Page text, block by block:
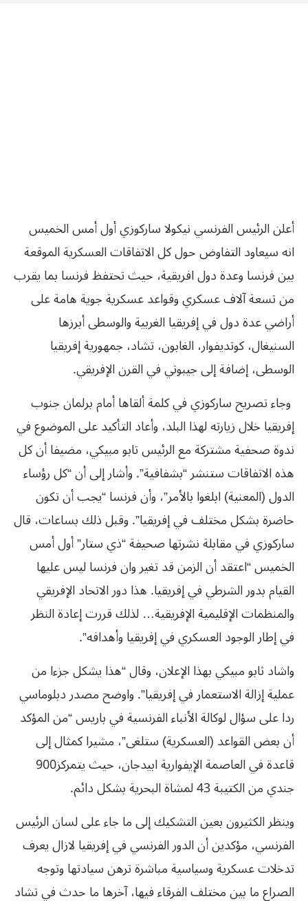
أعلن الرئيس الفرنسي نيكولا ساركوزي أول أمس الخميس
انه سيعاود التفاوض حول كل الاتفاقات العسكرية الموقعة
بين فرنسا وعدة دول افريقية، حيث تحتفظ فرنسا بما يقرب
من تسعة آلاف عسكري وقواعد عسكرية جوية هامة على
أراضي عدة دول في إفريقيا الغربية والوسطى أبرزها
السنيغال،‮ ‬كوتديفوار،‮ ‬الغابون،‮ ‬تشاد،‮ ‬جمهورية‮ ‬إفريقيا‮
‬الوسطى،‮ ‬إضافة‮ ‬إلى‮ ‬جيبوتي‮ ‬في‮ ‬القرن‮ ‬الإفريقي‮. ‬
وجاء تصريح ساركوزي في كلمة ألقاها أمام برلمان جنوب
إفريقيا خلال زيارته لهذا البلد، وأعاد التأكيد على الموضوع في
ندوة صحفية مشتركة مع الرئيس تابو مبيكي، مضيفا أن كل
هذه الاتفاقات ستنشر “بشفافية”. وأشار إلى أن “كل رؤساء
الدول (المعنية) ابلغوا بالأمر”، وأن فرنسا “يجب أن تكون
حاضرة بشكل مختلف في إفريقيا”. وقبل ذلك بساعات، قال
ساركوزي في مقابلة نشرتها صحيفة “ذي ستار” أول أمس
الخميس “اعتقد أن الزمن قد تغير وان فرنسا ليس عليها
القيام بدور الشرطي في إفريقيا. هذا دور الاتحاد الإفريقي
‬في‮ ‬إطار‮ ‬الوجود‮ ‬العسكري‮ ‬في‮ ‬إفريقيا‮ ‬وأهدافه‮”.‬‭ ‬
واشاد ثابو مبيكي بهذا الإعلان، وقال “هذا يشكل جزءا من
عملية إزالة الاستعمار في إفريقيا”. واوضح مصدر دبلوماسي
ردا على سؤال لوكالة الأنباء الفرنسية في باريس “من المؤكد
أن بعض القواعد (العسكرية) ستلغى”، مشيرا كمثال إلى
‬جندي‮ ‬من‮ ‬الكتيبة‮ ‬43‮ ‬لمشاة‮ ‬البحرية‮ ‬بشكل‮ ‬دائم‮.‬
وينظر الكثيرون بعين التشكيك إلى ما جاء على لسان الرئيس
الفرنسي، مؤكدين أن الدور الفرنسي في إفريقيا لازال يعرف
تدخلات عسكرية وسياسية مباشرة ترهن سيادتها وتوجه
الصراع ما بين مختلف الفرقاء فيها، آخرها ما حدث في تشاد